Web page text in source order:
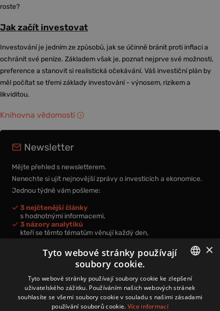
roste?
Jak začít investovat
Investování je jedním ze způsobů, jak se účinně bránit proti inflaci a
ochránit své peníze. Základem však je, poznat nejprve své možnosti,
preference a stanovit si realistická očekávání. Váš investiční plán by
měl počítat se třemi základy investování - výnosem, rizikem a
likviditou.
Knihovna vědomostí
Newsletter
Mějte přehled s newsletterem.
Nenechte si ujít nejnovější zprávy o investicích a ekonomice.
Jednou týdně vám pošleme:
3 nejčtenější články
s hodnotnými informacemi,
3 názory analytiků
kteří se těmto tématům věnují každý den,
nová videa a podcasty
k prohloubení vašich znalostí.
Přihlášením k newsletteru vyjadřujete svůj souhlas spodmínkami
zpracování osobních údajů.
CZECH
×
Tyto webové stránky používají
soubory cookie.
Tyto webové stránky používají soubory cookie ke zlepšení
uživatelského zážitku. Používáním našich webových stránek
souhlasíte se všemi soubory cookie v souladu s našimi zásadami
používání souborů cookie. Více informací